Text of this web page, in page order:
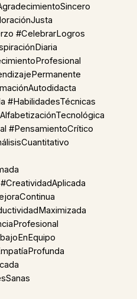
#CelebrarLogros
#HabilidadesTécnicas
#PensamientoCrítico